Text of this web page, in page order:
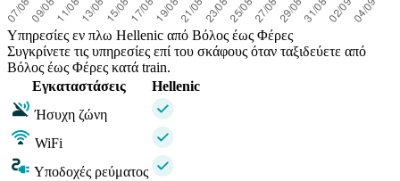
Υπηρεσίες εν πλω Hellenic από Βόλος έως Φέρες
Συγκρίνετε τις υπηρεσίες επί του σκάφους όταν ταξιδεύετε από
Βόλος έως Φέρες κατά train.
Εγκαταστάσεις
Hellenic
Ήσυχη ζώνη
WiFi
Υποδοχές ρεύματος